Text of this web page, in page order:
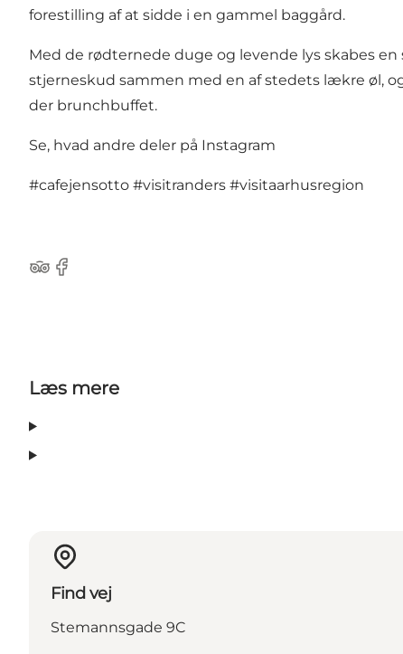
forestilling af at sidde i en gammel baggård.
Med de rødternede duge og levende lys skabes
stjerneskud sammen med en af stedets lækre øl,
der brunchbuffet.
Se, hvad andre deler på Instagram
#cafejensotto #visitranders #visitaarhusregion
TripAdvisor
Facebook
Læs mere
Find vej
Stemannsgade 9C